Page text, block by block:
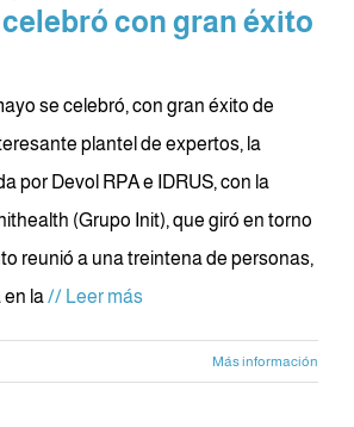
celebró con gran éxito
se celebró, con gran éxito de
plantel de expertos, la
por Devol RPA e IDRUS, con la
(Grupo Init), que giró en torno
reunió a una treintena de personas,
en la// Leer más
Más información